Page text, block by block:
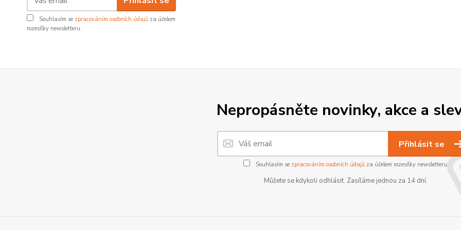
Souhlasím se zpracováním osobních údajů za účelem
rozesílky newsletteru.
Nepropásněte novinky, akce a
Přihlásit se
Souhlasím se zpracováním osobních údajůza účelem rozesílky newsletteru.
Můžete se kdykoli odhlásit. Zasíláme jednou za 14 dní.